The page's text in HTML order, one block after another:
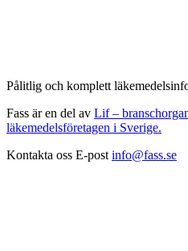
Pålitlig och komplett
Fass är en del av Lif –
läkemedelsföretagen i Sverige.
Kontakta oss E-post info@fass.se